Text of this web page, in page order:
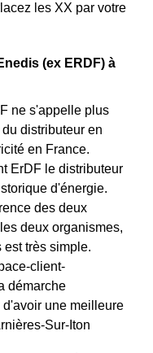
les XX par votre
(ex ERDF) à
ne s'appelle plus
distributeur en
en France.
ErDF le distributeur
d'énergie.
des deux
deux organismes,
est très simple.
client-
démarche
une meilleure
Sur-Iton